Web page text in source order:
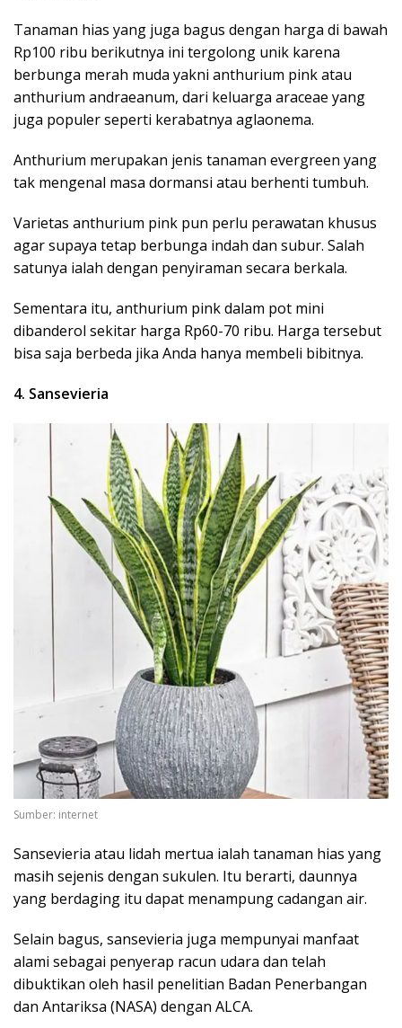
Tanaman hias yang juga bagus dengan harga di bawah
Rp100 ribu berikutnya ini tergolong unik karena
berbunga merah muda yakni anthurium pink atau
anthurium andraeanum, dari keluarga araceae yang
juga populer seperti kerabatnya aglaonema.
Anthurium merupakan jenis tanaman evergreen yang
tak mengenal masa dormansi atau berhenti tumbuh.
Varietas anthurium pink pun perlu perawatan khusus
agar supaya tetap berbunga indah dan subur. Salah
satunya ialah dengan penyiraman secara berkala.
Sementara itu, anthurium pink dalam pot mini
dibanderol sekitar harga Rp60-70 ribu. Harga tersebut
bisa saja berbeda jika Anda hanya membeli bibitnya.
4. Sansevieria
Sumber: internet
Sansevieria atau lidah mertua ialah tanaman hias yang
masih sejenis dengan sukulen. Itu berarti, daunnya
yang berdaging itu dapat menampung cadangan air.
Selain bagus, sansevieria juga mempunyai manfaat
alami sebagai penyerap racun udara dan telah
dibuktikan oleh hasil penelitian Badan Penerbangan
dan Antariksa (NASA) dengan ALCA.